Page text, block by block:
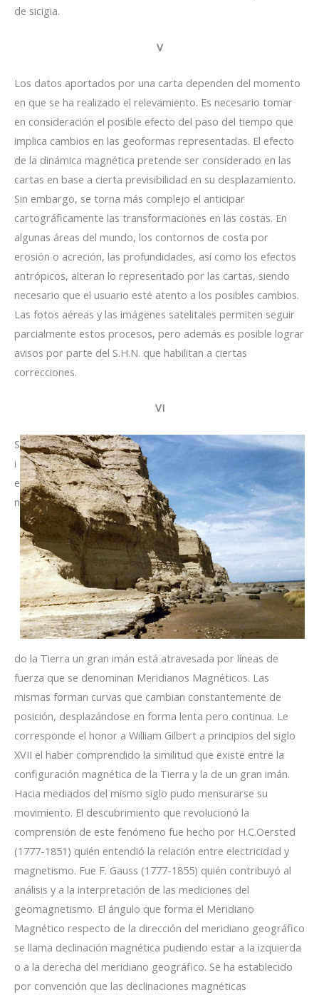
de sicigia.
V
Los datos aportados por una carta dependen del momento
en que se ha realizado el relevamiento. Es necesario tomar
en consideración el posible efecto del paso del tiempo que
implica cambios en las geoformas representadas. El efecto
de la dinámica magnética pretende ser considerado en las
cartas en base a cierta previsibilidad en su desplazamiento.
Sin embargo, se torna más complejo el anticipar
cartográficamente las transformaciones en las costas. En
algunas áreas del mundo, los contornos de costa por
erosión o acreción, las profundidades, así como los efectos
antrópicos, alteran lo representado por las cartas, siendo
necesario que el usuario esté atento a los posibles cambios.
Las fotos aéreas y las imágenes satelitales permiten seguir
parcialmente estos procesos, pero además es posible lograr
avisos por parte del S.H.N. que habilitan a ciertas
correcciones.
VI
S
i
e
n
do la Tierra un gran imán está atravesada por líneas de
fuerza que se denominan Meridianos Magnéticos. Las
mismas forman curvas que cambian constantemente de
posición, desplazándose en forma lenta pero continua. Le
corresponde el honor a William Gilbert a principios del siglo
XVII el haber comprendido la similitud que existe entre la
configuración magnética de la Tierra y la de un gran imán.
Hacia mediados del mismo siglo pudo mensurarse su
movimiento. El descubrimiento que revolucionó la
comprensión de este fenómeno fue hecho por H.C.Oersted
(1777-1851) quién entendió la relación entre electricidad y
magnetismo. Fue F. Gauss (1777-1855) quién contribuyó al
análisis y a la interpretación de las mediciones del
geomagnetismo. El ángulo que forma el Meridiano
Magnético respecto de la dirección del meridiano geográfico
se llama declinación magnética pudiendo estar a la izquierda
o a la derecha del meridiano geográfico. Se ha establecido
por convención que las declinaciones magnéticas